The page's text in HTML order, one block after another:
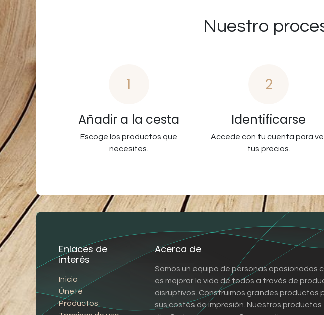
Nuestro
1
Añadir a la cesta
Escoge los productos que
necesites.
2
Identificarse
Accede con tu cuenta para
tus precios.
Enlaces de
interés
Inicio
Únete
Productos
Acerca de
Somos un equipo de personas apasionadas
es mejorar la vida de todos a través de
disruptivos. Construimos grandes productos
sus costes de impresión. Nuestros productos